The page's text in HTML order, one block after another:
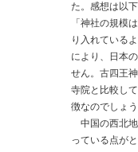
た。感想は以下
「神社の規模
り入れている
により、日本
せん。古四王
寺院と比較し
徴なのでしょう
中国の西北地
っている点が